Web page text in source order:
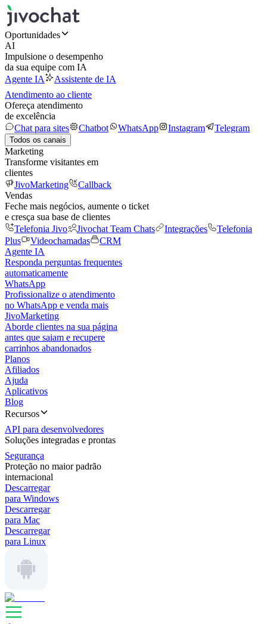
Oportunidades
AI
Impulsione o desempenho
da sua equipe com IA
Agente IA
Assistente de IA
Atendimento ao cliente
Ofereça atendimento
de excelência
Chat para sites
Chatbot WhatsApp Instagram Telegram
Todos os canais
Marketing
Transforme visitantes em
clientes
JivoMarketing
Callback
Vendas
Feche mais negócios, aumente o ticket
e cresça sua base de clientes
Telefonia Jivo
Jivochat Team Chats Integrações
Telefonia
Plus
Videochamadas
CRM
Agente IA
Responda perguntas frequentes
automaticamente
WhatsApp
Profissionalize o atendimento
no WhatsApp e venda mais
JivoMarketing
Aborde clientes na sua página
antes que saiam e recupere
carrinhos abandonados
Planos
Afiliados
Ajuda
Aplicativos
Blog
Recursos
API para desenvolvedores
Soluções integradas e prontas
Segurança
Proteção no maior padrão
internacional
Descarregar
para Windows
Descarregar
para Mac
Descarregar
para Linux